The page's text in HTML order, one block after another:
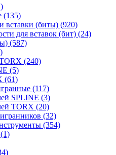
(135)
вставки (биты) (920)
для вставок (бит) (24)
(587)
(240)
(5)
(61)
(117)
SPLINE (3)
TORX (20)
(32)
(354)
(1)